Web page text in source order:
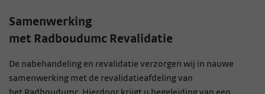
Samenwerking
met Radboudumc Revalidatie
De nabehandeling en revalidatie verzorgen wij in nauwe
samenwerking met de revalidatieafdeling van